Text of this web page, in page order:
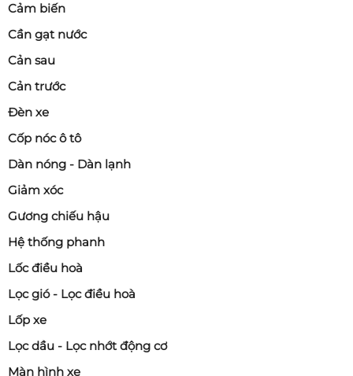
Cảm biến
Cần gạt nước
Cản sau
Cản trước
Đèn xe
Cốp nóc ô tô
Dàn nóng - Dàn lạnh
Giảm xóc
Gương chiếu hậu
Hệ thống phanh
Lốc điều hoà
Lọc gió - Lọc điều hoà
Lốp xe
Lọc dầu - Lọc nhớt động cơ
Màn hình xe